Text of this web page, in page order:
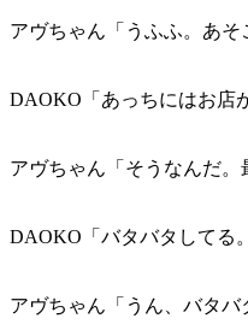
アヴちゃん「うふふ。あそ
DAOKO「あっちにはお店
アヴちゃん「そうなんだ。
DAOKO「バタバタしてる
アヴちゃん「うん、バタバ